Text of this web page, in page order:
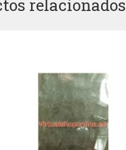
relacionados